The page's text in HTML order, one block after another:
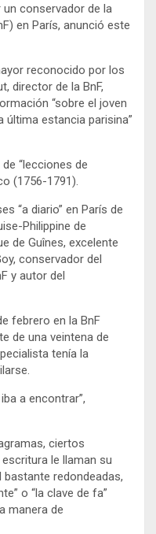
conservador de la
en París, anunció este
reconocido por los
director de la BnF,
“sobre el joven
última estancia parisina”
“lecciones de
(1756-1791).
“a diario” en París de
Philippine de
de Guînes, excelente
conservador del
y autor del
febrero en la BnF
de una veintena de
tenía la
a encontrar”,
ciertos
le llaman su
redondeadas,
o “la clave de fa”
manera de